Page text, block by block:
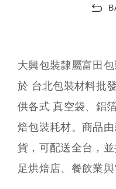
大興包裝隸屬富田
於 台北包裝材料批
供各式 真空袋、鋁
焙包裝耗材。商品
貨，可配送全台，
足烘焙店、餐飲業